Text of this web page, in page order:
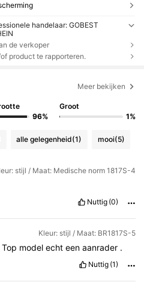
handelaar: GOBEST
de verkoper
product te rapporteren.
Meer bekijken
96%
Groot
1%
alle gelegenheid(1) mooi(5)
stijl / Maat: Medische norm 1817S-4
Nuttig (0)
Kleur: stijl / Maat: BR1817S-5
Top model echt een aanrader .
Nuttig (1)